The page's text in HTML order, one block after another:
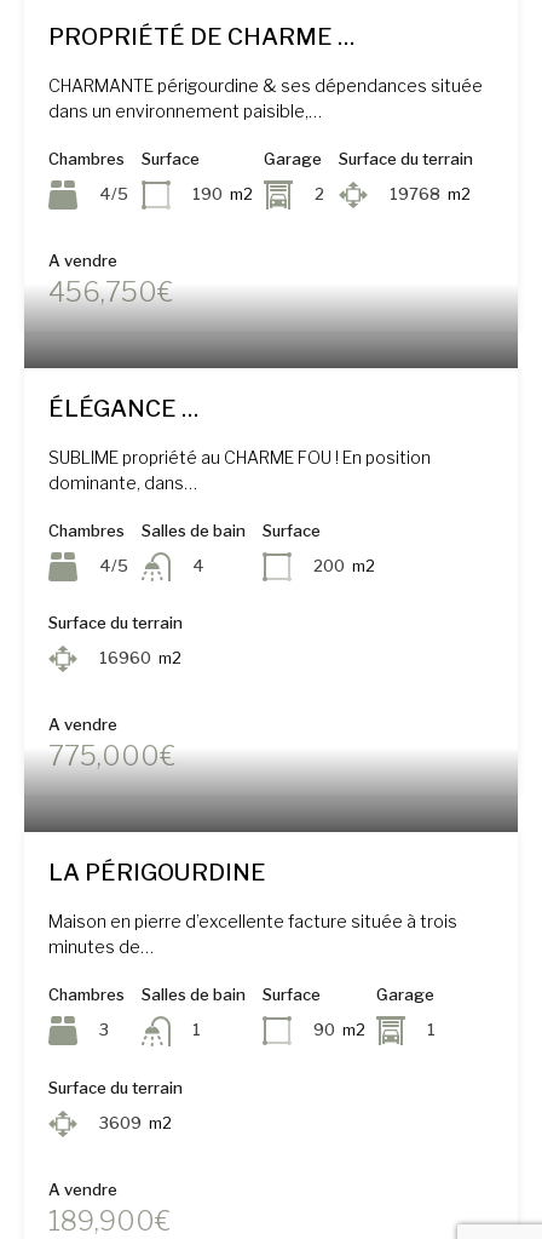
PROPRIÉTÉ DE CHARME …
CHARMANTE périgourdine & ses dépendances située
dans un environnement paisible,…
Chambres
4/5
Surface
190 m2
Garage
2
Surface du terrain
19768 m2
A vendre
456,750€
ÉLÉGANCE …
SUBLIME propriété au CHARME FOU ! En position
dominante, dans…
Chambres
4/5
Salles de bain
4
Surface
200 m2
Surface du terrain
16960 m2
A vendre
775,000€
LA PÉRIGOURDINE
Maison en pierre d’excellente facture située à trois
minutes de…
Chambres
3
Salles de bain
1
Surface
90 m2
Garage
1
Surface du terrain
3609 m2
A vendre
189,900€